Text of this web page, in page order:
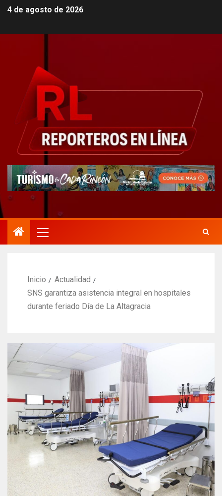
4 de agosto de 2026
Inicio
Actualidad
SNS garantiza asistencia integral en hospitales
durante feriado Día de La Altagracia